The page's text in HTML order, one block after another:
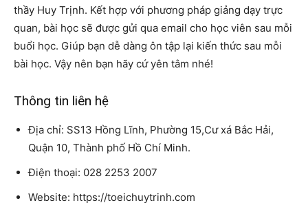
thầy Huy Trịnh. Kết hợp với phương pháp giảng dạy trực
quan, bài học sẽ được gửi qua email cho học viên sau mỗi
buổi học. Giúp bạn dễ dàng ôn tập lại kiến ​​thức sau mỗi
bài học. Vậy nên bạn hãy cứ yên tâm nhé!
Thông tin liên hệ
Địa chỉ: SS13 Hồng Lĩnh, Phường 15,Cư xá Bắc Hải,
Quận 10, Thành phố Hồ Chí Minh.
Điện thoại: 028 2253 2007
Website: https://toeichuytrinh.com